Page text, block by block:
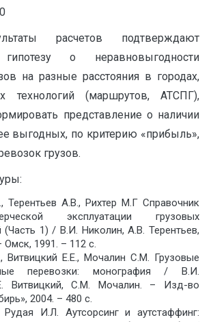
расчетов подтверждают
о неравновыгодности
на разные расстояния в городах,
технологий (маршрутов, АТСПГ),
представление о наличии
выгодных, по критерию «прибыль»,
грузов.
Терентьев А.В., Рихтер М.Г Справочник
эксплуатации грузовых
(Часть 1) / В.И. Николин, А.В. Терентьев,
Омск, 1991. – 112 с.
Витвицкий Е.Е., Мочалин С.М. Грузовые
перевозки: монография / В.И.
Витвицкий, С.М. Мочалин. – Изд-во
2004. – 480 с.
И.Л. Аутсорсинг и аутстаффинг: